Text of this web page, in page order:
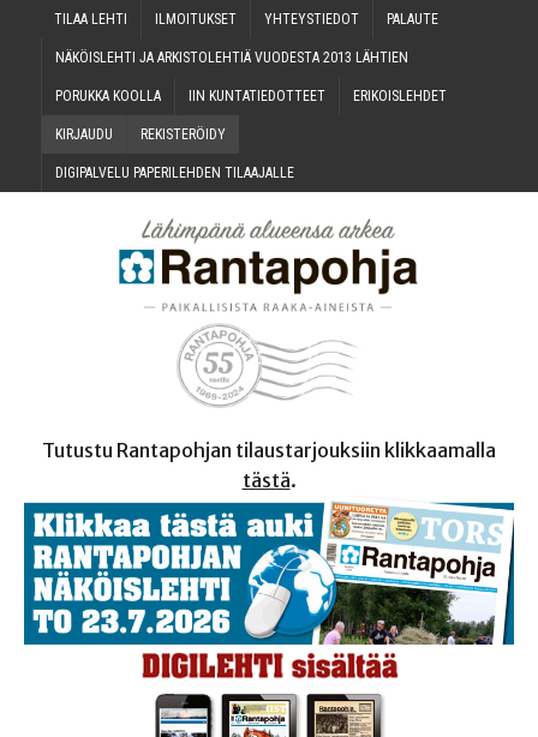
TILAA LEH­TI ILMOI­TUK­SET YHTEYS­TIE­DOT PALAU­TE
NÄKÖIS­LEH­TI JA ARKIS­TO­LEH­TIÄ VUO­DES­TA 2013 LÄHTIEN
PORUK­KA KOOLLA IIN KUN­TA­TIE­DOT­TEET ERI­KOIS­LEH­DET
KIR­JAU­DU REKIS­TE­RÖI­DY
DIGI­PAL­VE­LU PAPE­RI­LEH­DEN TILAAJALLE
Tutustu Rantapohjan tilaustarjouksiin klikkaamalla
tästä.